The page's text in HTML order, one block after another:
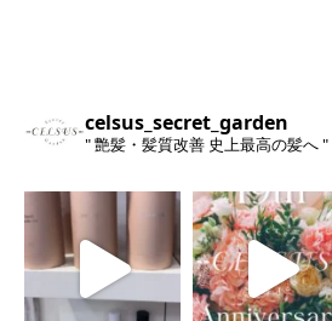
celsus_secret_garden
" 艶髪・髪質改善 史上最高の髪へ "